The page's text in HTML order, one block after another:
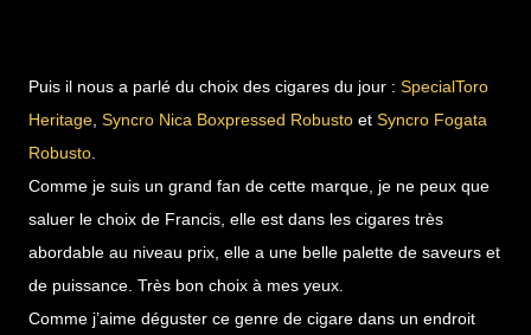
Puis il nous a parlé du choix des cigares du jour : SpecialToro
Heritage Syncro Nica Boxpressed Robusto et Syncro Fogata
Robusto
Comme je suis un grand fan de cette marque, je ne peux que
saluer le choix de Francis, elle est dans les cigares très
abordable au niveau prix, elle a une belle palette de saveurs et
de puissance. Très bon choix à mes yeux.
Comme j’aime déguster ce genre de cigare dans un endroit